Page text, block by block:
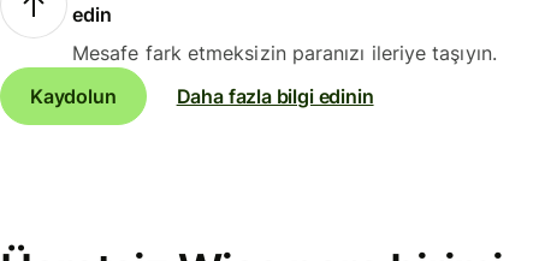
edin
Mesafe fark etmeksizin paranızı ileriye taşıyın.
Kaydolun
Daha fazla bilgi edinin